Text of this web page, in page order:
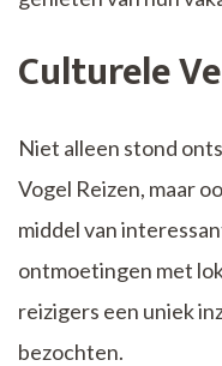
Culturele
Niet alleen stond
Vogel Reizen, maar
middel van
ontmoetingen met
reizigers een uniek
bezochten.